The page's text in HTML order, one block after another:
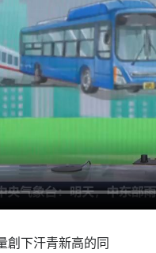
創下汗青新高的同